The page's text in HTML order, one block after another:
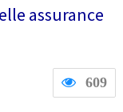
assurance
609